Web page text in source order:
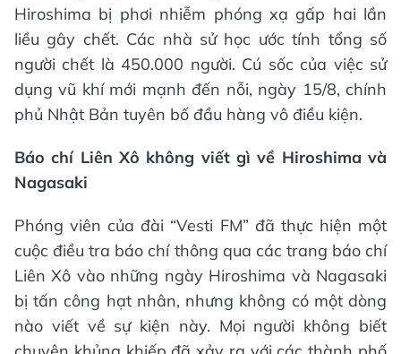
Hiroshima bị phơi nhiễm phóng xạ gấp hai lần
liều gây chết. Các nhà sử học ước tính tổng số
người chết là 450.000 người. Cú sốc của việc sử
dụng vũ khí mới mạnh đến nỗi, ngày 15/8, chính
phủ Nhật Bản tuyên bố đầu hàng vô điều kiện.
Báo chí Liên Xô không viết gì về Hiroshima và
Nagasaki
Phóng viên của đài “Vesti FM” đã thực hiện một
cuộc điều tra báo chí thông qua các trang báo chí
Liên Xô vào những ngày Hiroshima và Nagasaki
bị tấn công hạt nhân, nhưng không có một dòng
nào viết về sự kiện này. Mọi người không biết